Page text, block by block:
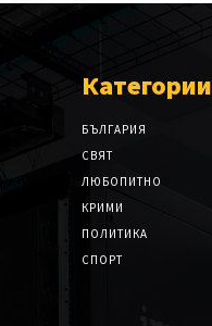
Категории
БЪЛГАРИЯ
СВЯТ
ЛЮБОПИТНО
КРИМИ
ПОЛИТИКА
СПОРТ